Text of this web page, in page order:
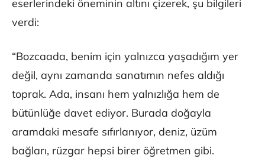
eserlerindeki öneminin altını çizerek, şu bilgileri
verdi:
“Bozcaada, benim için yalnızca yaşadığım yer
değil, aynı zamanda sanatımın nefes aldığı
toprak. Ada, insanı hem yalnızlığa hem de
bütünlüğe davet ediyor. Burada doğayla
aramdaki mesafe sıfırlanıyor, deniz, üzüm
bağları, rüzgar hepsi birer öğretmen gibi.